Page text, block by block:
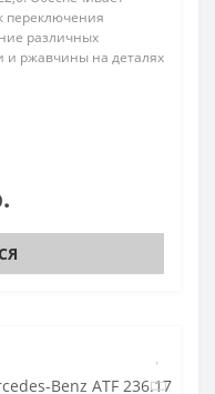
переключения
различных
и ржавчины на деталях